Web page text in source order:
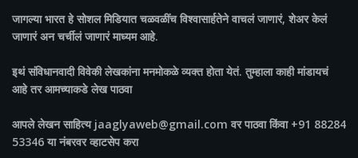
जागल्या भारतहे सोशल मिडियात चळवळींच विश्वासार्हतेने वाचलं जाणारं, शेअर केलं
जाणारं अन चर्चीलं जाणारं माध्यम आहे.
इथं संविधानवादी विवेकी लेखकांना मनमोकळे व्यक्त होता येतं. तुम्हाला काही मांडायचं
आहे तर आमच्याकडे लेख पाठवा
आपले लेखन साहित्य jaaglyaweb@gmail.com वर पाठवा किंवा +91 88284
53346 या नंबरवर व्हाटसेप करा